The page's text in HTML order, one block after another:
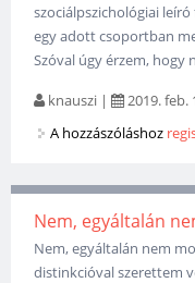
szociálpszichológiai
egy adott csoportban
Szóval úgy érzem,
knauszi | 2019. feb.
A hozzászóláshoz
Nem, egyáltalán
Nem, egyáltalán nem
distinkcióval szerettem